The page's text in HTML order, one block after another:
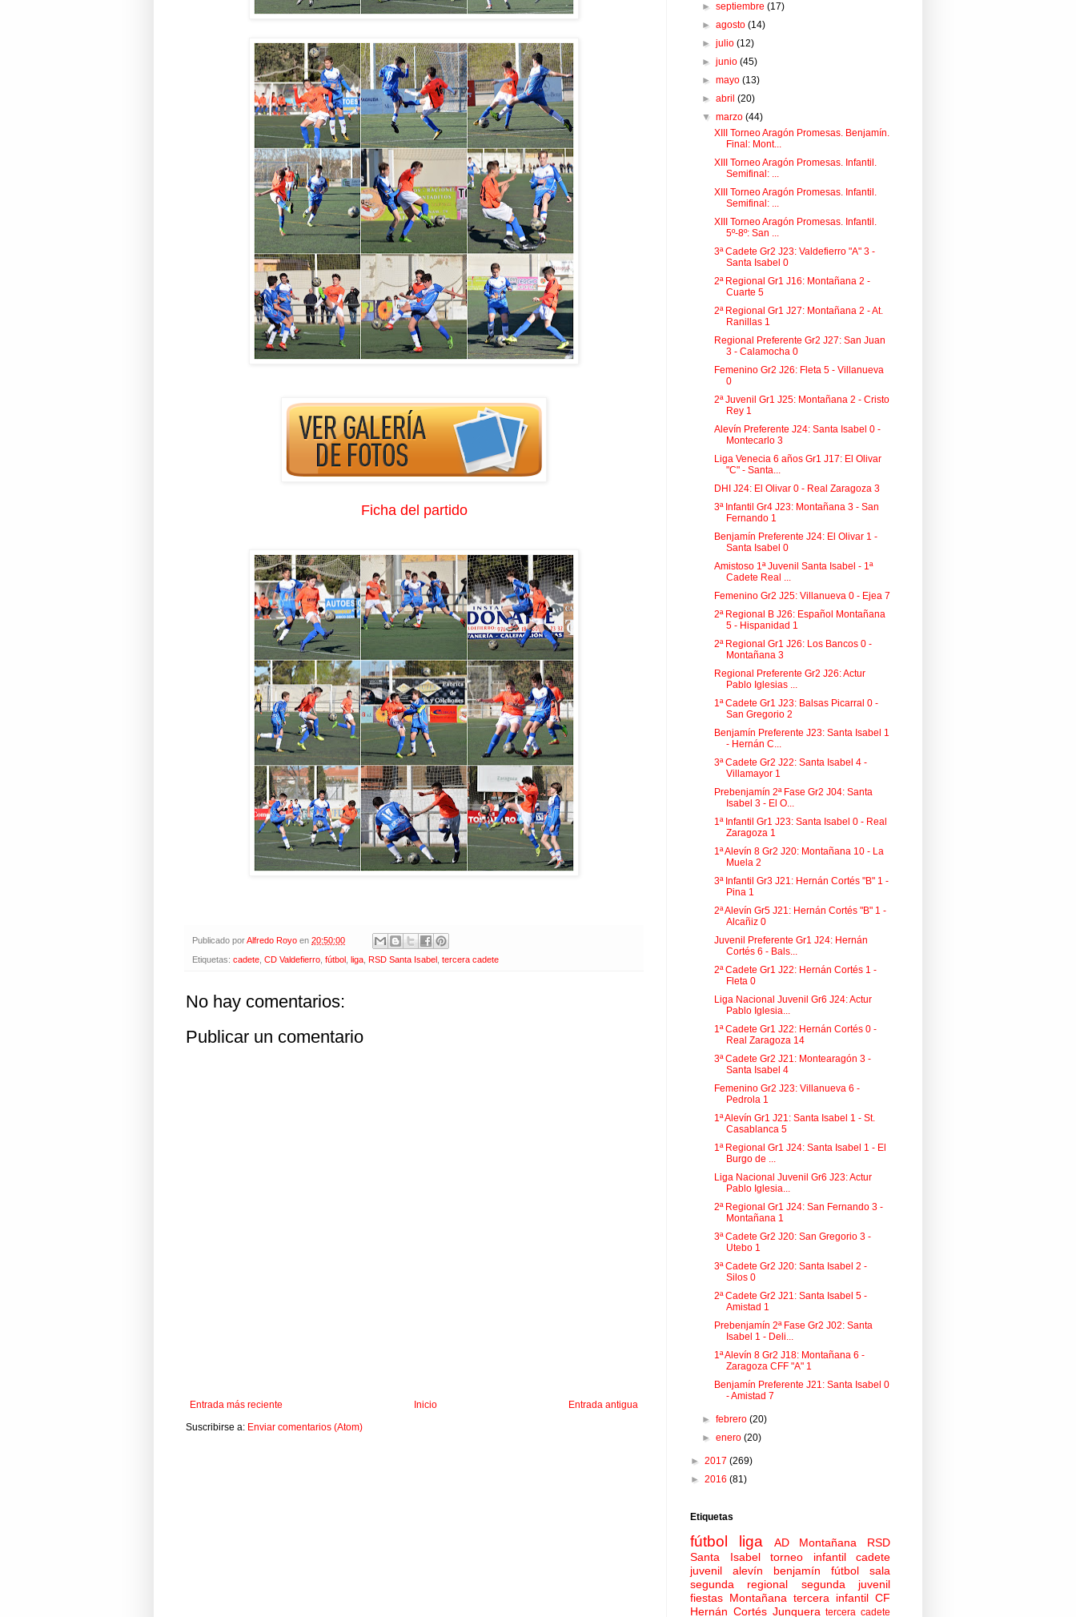
Ficha del partido
Publicado porAlfredo Royo en 20:50:00
Etiquetas: cadete CD Valdefierro fútbol liga RSD Santa Isabel tercera cadete
No hay comentarios:
Publicar un comentario
Entrada más reciente Entrada antigua
Inicio
Suscribirse a: Enviar comentarios (Atom)
►septiembre(17)
►agosto(14)
►julio(12)
►junio(45)
►mayo(13)
►abril(20)
▼marzo(44)
XIII Torneo Aragón Promesas. Benjamín.
Final: Mont...
XIII Torneo Aragón Promesas. Infantil.
Semifinal: ...
XIII Torneo Aragón Promesas. Infantil.
Semifinal: ...
XIII Torneo Aragón Promesas. Infantil.
5º-8º: San ...
3ª Cadete Gr2 J23: Valdefierro "A" 3 -
Santa Isabel 0
2ª Regional Gr1 J16: Montañana 2 -
Cuarte 5
2ª Regional Gr1 J27: Montañana 2 - At.
Ranillas 1
Regional Preferente Gr2 J27: San Juan
3 - Calamocha 0
Femenino Gr2 J26: Fleta 5 - Villanueva
0
2ª Juvenil Gr1 J25: Montañana 2 - Cristo
Rey 1
Alevín Preferente J24: Santa Isabel 0 -
Montecarlo 3
Liga Venecia 6 años Gr1 J17: El Olivar
"C" - Santa...
DHI J24: El Olivar 0 - Real Zaragoza 3
3ª Infantil Gr4 J23: Montañana 3 - San
Fernando 1
Benjamín Preferente J24: El Olivar 1 -
Santa Isabel 0
Amistoso 1ª Juvenil Santa Isabel - 1ª
Cadete Real ...
Femenino Gr2 J25: Villanueva 0 - Ejea 7
2ª Regional B J26: Español Montañana
5 - Hispanidad 1
2ª Regional Gr1 J26: Los Bancos 0 -
Montañana 3
Regional Preferente Gr2 J26: Actur
Pablo Iglesias ...
1ª Cadete Gr1 J23: Balsas Picarral 0 -
San Gregorio 2
Benjamín Preferente J23: Santa Isabel 1
- Hernán C...
3ª Cadete Gr2 J22: Santa Isabel 4 -
Villamayor 1
Prebenjamín 2ª Fase Gr2 J04: Santa
Isabel 3 - El O...
1ª Infantil Gr1 J23: Santa Isabel 0 - Real
Zaragoza 1
1ª Alevín 8 Gr2 J20: Montañana 10 - La
Muela 2
3ª Infantil Gr3 J21: Hernán Cortés "B" 1 -
Pina 1
2ª Alevín Gr5 J21: Hernán Cortés "B" 1 -
Alcañiz 0
Juvenil Preferente Gr1 J24: Hernán
Cortés 6 - Bals...
2ª Cadete Gr1 J22: Hernán Cortés 1 -
Fleta 0
Liga Nacional Juvenil Gr6 J24: Actur
Pablo Iglesia...
1ª Cadete Gr1 J22: Hernán Cortés 0 -
Real Zaragoza 14
3ª Cadete Gr2 J21: Montearagón 3 -
Santa Isabel 4
Femenino Gr2 J23: Villanueva 6 -
Pedrola 1
1ª Alevín Gr1 J21: Santa Isabel 1 - St.
Casablanca 5
1ª Regional Gr1 J24: Santa Isabel 1 - El
Burgo de ...
Liga Nacional Juvenil Gr6 J23: Actur
Pablo Iglesia...
2ª Regional Gr1 J24: San Fernando 3 -
Montañana 1
3ª Cadete Gr2 J20: San Gregorio 3 -
Utebo 1
3ª Cadete Gr2 J20: Santa Isabel 2 -
Silos 0
2ª Cadete Gr2 J21: Santa Isabel 5 -
Amistad 1
Prebenjamín 2ª Fase Gr2 J02: Santa
Isabel 1 - Deli...
1ª Alevín 8 Gr2 J18: Montañana 6 -
Zaragoza CFF "A" 1
Benjamín Preferente J21: Santa Isabel 0
- Amistad 7
►febrero(20)
►enero(20)
► 2017 (269)
► 2016 (81)
Etiquetas
fútbol liga AD Montañana
RSD
Santa Isabel
torneo infantil
cadete
juvenil
alevín benjamín
fútbol sala
segunda regional
segunda juvenil
fiestas Montañana tercera infantil CF
Hernán Cortés Junquera tercera cadete